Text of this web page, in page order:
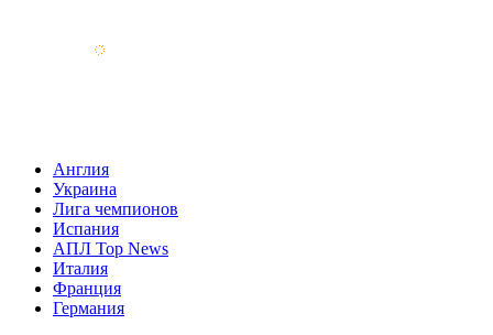
Англия
Украина
Лига чемпионов
Испания
АПЛ Top News
Италия
Франция
Германия